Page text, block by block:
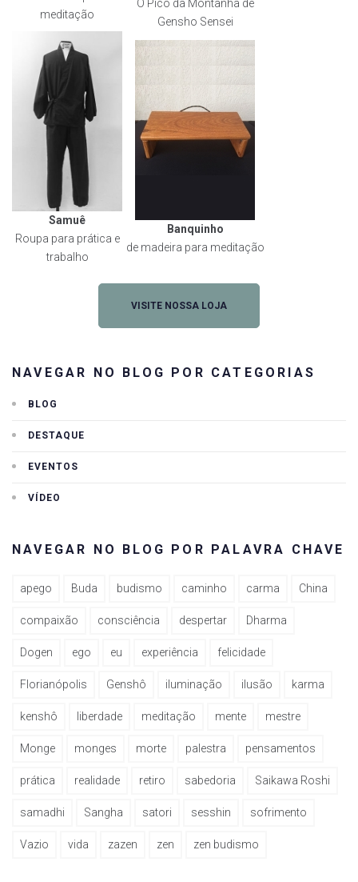
meditação
O Pico da Montanha de
Gensho Sensei
Samuê
Roupa para prática e
trabalho
Banquinho
de madeira para meditação
VISITE NOSSA LOJA
NAVEGAR NO BLOG POR CATEGORIAS
BLOG
DESTAQUE
EVENTOS
VÍDEO
NAVEGAR NO BLOG POR PALAVRA CHAVE
apego Buda budismo caminho carma China
compaixão consciência despertar Dharma
Dogen ego eu experiência felicidade
Florianópolis Genshô iluminação ilusão karma
kenshô liberdade meditação mente mestre
Monge monges morte palestra pensamentos
prática realidade retiro sabedoria Saikawa Roshi
samadhi Sangha satori sesshin sofrimento
Vazio vida zazen zen zen budismo